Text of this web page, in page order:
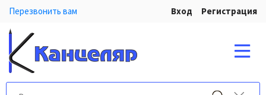
Перезвонить вам Вход Регистрация